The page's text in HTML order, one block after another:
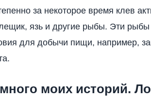
за некоторое время клев
язь и другие рыбы. Эти
для добычи пищи, например,
моих историй.